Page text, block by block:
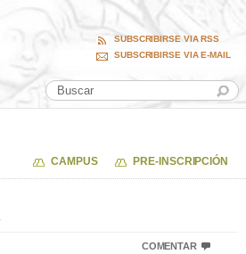
SUBSCRIBIRSE VIA RSS
SUBSCRIBIRSE VIA E-MAIL
CAMPUS PRE-INSCRIPCIÓN
COMENTAR